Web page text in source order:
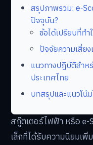
สรุปภาพรวม: e-
ปัจจุบัน?
ข้อได้เปรียบที่ท
ปัจจัยความเสี่ย
แนวทางปฏิบัติสำห
ประเทศไทย
บทสรุปและแนวโน้
สกู๊ตเตอร์ไฟฟ้า หรือ e-
เล็กที่ได้รับความนิยมเ